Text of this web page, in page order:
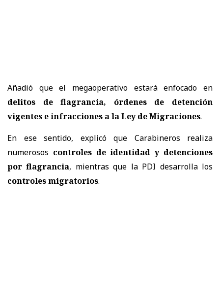
Añadió que el megaoperativo estará enfocado en
delitos de flagrancia, órdenes de detención
vigentes e infracciones a la Ley de Migraciones.
En ese sentido, explicó que Carabineros realiza
numerosos controles de identidad y detenciones
por flagrancia, mientras que la PDI desarrolla los
controles migratorios.